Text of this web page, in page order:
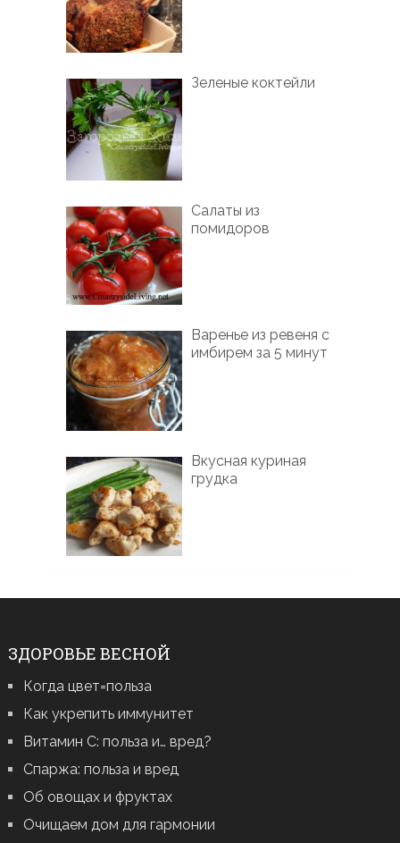
Зеленые коктейли
Салаты из
помидоров
Варенье из ревеня с
имбирем за 5 минут
Вкусная куриная
грудка
ЗДОРОВЬЕ ВЕСНОЙ
Когда цвет=польза
Как укрепить иммунитет
Витамин С: польза и… вред?
Спаржа: польза и вред
Об овощах и фруктах
Очищаем дом для гармонии